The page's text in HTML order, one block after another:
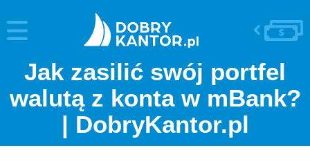
Jak zasilić swój portfel
walutą z konta w mBank?
| DobryKantor.pl